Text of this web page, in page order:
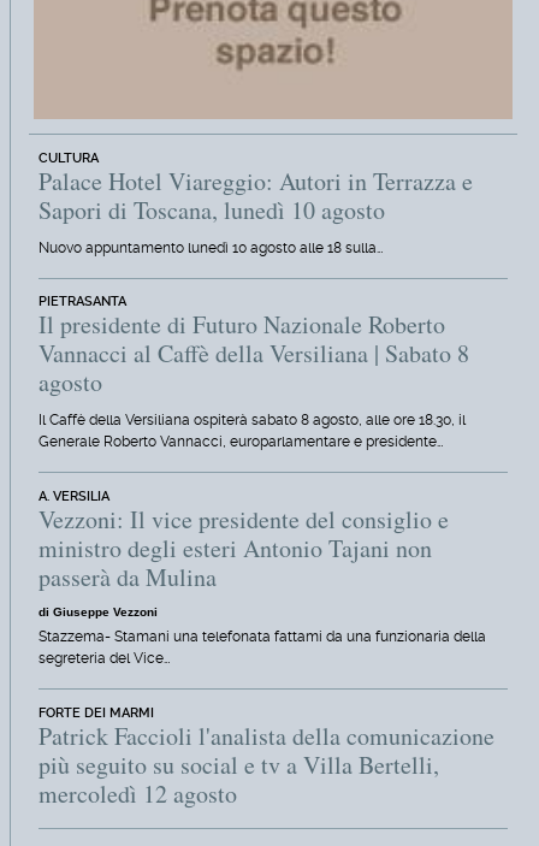
CULTURA
Palace Hotel Viareggio: Autori in Terrazza e
Sapori di Toscana, lunedì 10 agosto
Nuovo appuntamento lunedì 10 agosto alle 18 sulla…
PIETRASANTA
Il presidente di Futuro Nazionale Roberto
Vannacci al Caffè della Versiliana | Sabato 8
agosto
Il Caffè della Versiliana ospiterà sabato 8 agosto, alle ore 18.30, il
Generale Roberto Vannacci, europarlamentare e presidente…
A. VERSILIA
Vezzoni: Il vice presidente del consiglio e
ministro degli esteri Antonio Tajani non
passerà da Mulina
di Giuseppe Vezzoni
Stazzema- Stamani una telefonata fattami da una funzionaria della
segreteria del Vice…
FORTE DEI MARMI
Patrick Faccioli l'analista della comunicazione
più seguito su social e tv a Villa Bertelli,
mercoledì 12 agosto